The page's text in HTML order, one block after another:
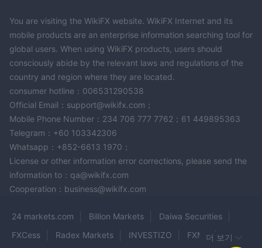
You are visiting the WikiFX website. WikiFX Internet and its
mobile products are an enterprise information searching tool for
global users. When using WikiFX products, users should
consciously abide by the relevant laws and regulations of the
country and region where they are located.
consumer hotline：006531290538
Official Email：support@wikifx.com；
Mobile Phone Number：234 706 777 7762；61 449895363
Telegram：+60 103342306
Whatsapp：+852-6613 1970；
License or other information error corrections, please send the
information to：qa@wikifx.com
Cooperation：business@wikifx.com
24 markets.com Billion Markets
Daiwa Securities
FXCess
Radex Markets INVESTIZO FXNX더 보기